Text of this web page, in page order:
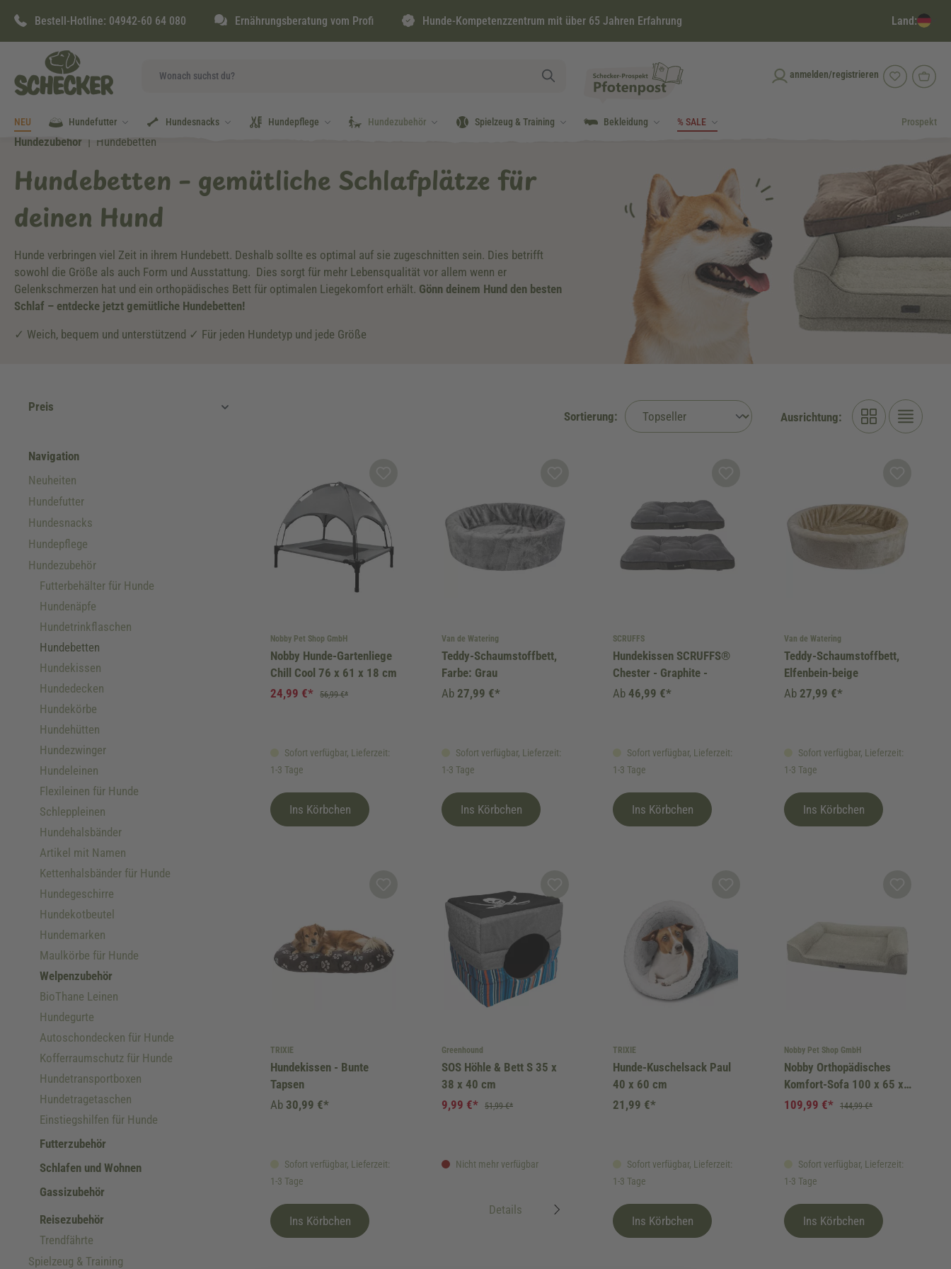
Zur Hauptnavigation springen
Bestell-Hotline: 04942-60 64 080 Ernährungsberatung vom Profi Hunde-Kompetenzzentrum mit über 65 Jahren Erfahrung Land:
anmelden/registrieren
NEU Hundefutter Hundesnacks Hundepflege Hundezubehör Spielzeug & Training Bekleidung % SALE Prospekt
Hundezubehör Hundebetten
Hundebetten – gemütliche Schlafplätze für
deinen Hund
Hunde verbringen viel Zeit in ihrem Hundebett. Deshalb sollte es optimal auf sie zugeschnitten sein. Dies betrifft
sowohl die Größe als auch Form und Ausstattung. Dies sorgt für mehr Lebensqualität vor allem wenn er
Gelenkschmerzen hat und ein orthopädisches Bett für optimalen Liegekomfort erhält. Gönn deinem Hund den besten
Schlaf – entdecke jetzt gemütliche Hundebetten!
✓ Weich, bequem und unterstützend ✓ Für jeden Hundetyp und jede Größe
Preis
Navigation
Neuheiten
Hundefutter
Hundesnacks
Hundepflege
Hundezubehör
Futterbehälter für Hunde
Hundenäpfe
Hundetrinkflaschen
Hundebetten
Hundekissen
Hundedecken
Hundekörbe
Hundehütten
Hundezwinger
Hundeleinen
Flexileinen für Hunde
Schleppleinen
Hundehalsbänder
Artikel mit Namen
Kettenhalsbänder für Hunde
Hundegeschirre
Hundekotbeutel
Hundemarken
Maulkörbe für Hunde
Welpenzubehör
BioThane Leinen
Hundegurte
Autoschondecken für Hunde
Kofferraumschutz für Hunde
Hundetransportboxen
Hundetragetaschen
Einstiegshilfen für Hunde
Futterzubehör
Schlafen und Wohnen
Gassizubehör
Reisezubehör
Trendfährte
Spielzeug & Training
Nobby Pet Shop GmbH
Nobby Hunde-Gartenliege
Chill Cool 76 x 61 x 18 cm
Sofort verfügbar, Lieferzeit:
1-3 Tage
24,99 €* 56,99 €*
Ins Körbchen
Van de Watering
Teddy-Schaumstoffbett,
Farbe: Grau
Sofort verfügbar, Lieferzeit:
1-3 Tage
Ab 27,99 €*
Ins Körbchen
SCRUFFS
Hundekissen SCRUFFS®
Chester - Graphite -
Sofort verfügbar, Lieferzeit:
1-3 Tage
Ab 46,99 €*
Ins Körbchen
Van de Watering
Teddy-Schaumstoffbett,
Elfenbein-beige
Sofort verfügbar, Lieferzeit:
1-3 Tage
Ab 27,99 €*
Ins Körbchen
TRIXIE
Hundekissen - Bunte
Tapsen
Sofort verfügbar, Lieferzeit:
1-3 Tage
Ab 30,99 €*
Ins Körbchen
Greenhound
SOS Höhle & Bett S 35 x
38 x 40 cm
Nicht mehr verfügbar
9,99 €* 51,99 €*
Details
TRIXIE
Hunde-Kuschelsack Paul
40 x 60 cm
Sofort verfügbar, Lieferzeit:
1-3 Tage
21,99 €*
Ins Körbchen
Nobby Pet Shop GmbH
Nobby Orthopädisches
Komfort-Sofa 100 x 65 x
19 cm
Sofort verfügbar, Lieferzeit:
1-3 Tage
109,99 €* 144,99 €*
Ins Körbchen